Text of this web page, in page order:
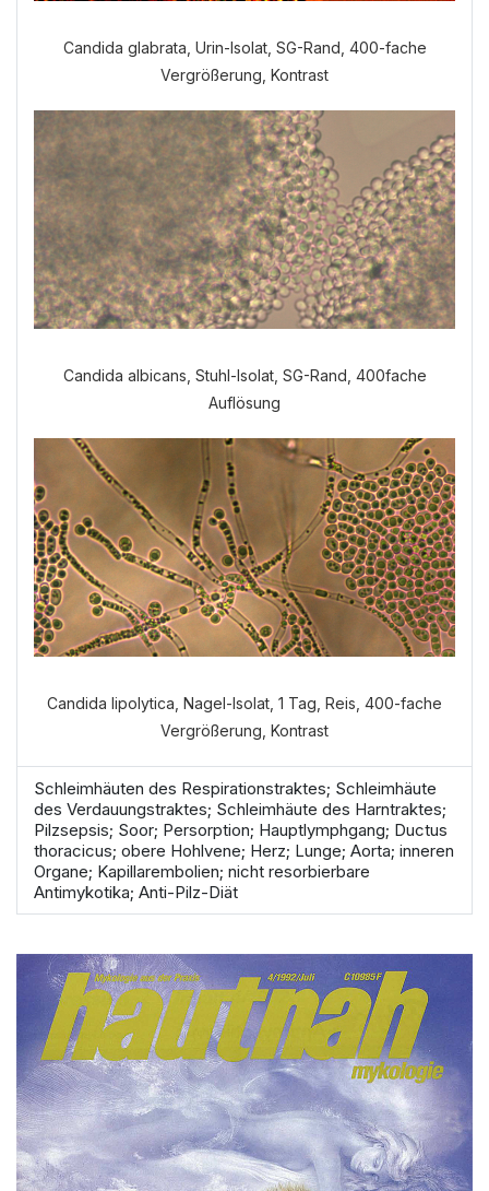
Candida glabrata, Urin-Isolat, SG-Rand, 400-fache
Vergrößerung, Kontrast
Candida albicans, Stuhl-Isolat, SG-Rand, 400fache
Auflösung
Candida lipolytica, Nagel-Isolat, 1 Tag, Reis, 400-fache
Vergrößerung, Kontrast
Schleimhäuten des Respirationstraktes; Schleimhäute
des Verdauungstraktes; Schleimhäute des Harntraktes;
Pilzsepsis; Soor; Persorption; Hauptlymphgang; Ductus
thoracicus; obere Hohlvene; Herz; Lunge; Aorta; inneren
Organe; Kapillarembolien; nicht resorbierbare
Antimykotika; Anti-Pilz-Diät
Welche Anamnese möchten Sie
durchführen?
VERDAUUNGSANAMNESE
NORMALE ANAMNESE